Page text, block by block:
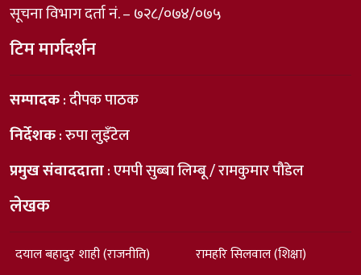
सूचना विभाग दर्ता नं. – ७२८/०७४/०७५
टिम मार्गदर्शन
सम्पादक: दीपक पाठक
निर्देशक: रुपा लुइँटेल
प्रमुख संवाददाता: एमपी सुब्बा लिम्बू / रामकुमार पौडेल
लेखक
दयाल बहादुर शाही (राजनीति)
रामहरि सिलवाल (शिक्षा)